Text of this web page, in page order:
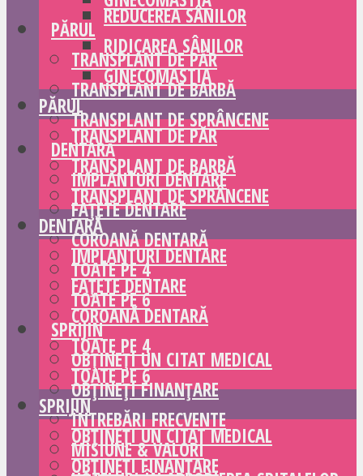
PĂRUL
TRANSPLANT DE PĂR
TRANSPLANT DE BARBĂ
TRANSPLANT DE SPRÂNCENE
DENTARĂ
IMPLANTURI DENTARE
FAȚETE DENTARE
COROANĂ DENTARĂ
TOATE PE 4
TOATE PE 6
SPRIJIN
OBȚINEȚI UN CITAT MEDICAL
OBȚINEȚI FINANȚARE
ÎNTREBĂRI FRECVENTE
MISIUNE & VALORI
REDUCEREA SÂNILOR
RIDICAREA SÂNILOR
GINECOMASTIA
PĂRUL
TRANSPLANT DE PĂR
TRANSPLANT DE BARBĂ
TRANSPLANT DE SPRÂNCENE
DENTARĂ
IMPLANTURI DENTARE
FAȚETE DENTARE
COROANĂ DENTARĂ
TOATE PE 4
TOATE PE 6
SPRIJIN
OBȚINEȚI UN CITAT MEDICAL
OBȚINEȚI FINANȚARE